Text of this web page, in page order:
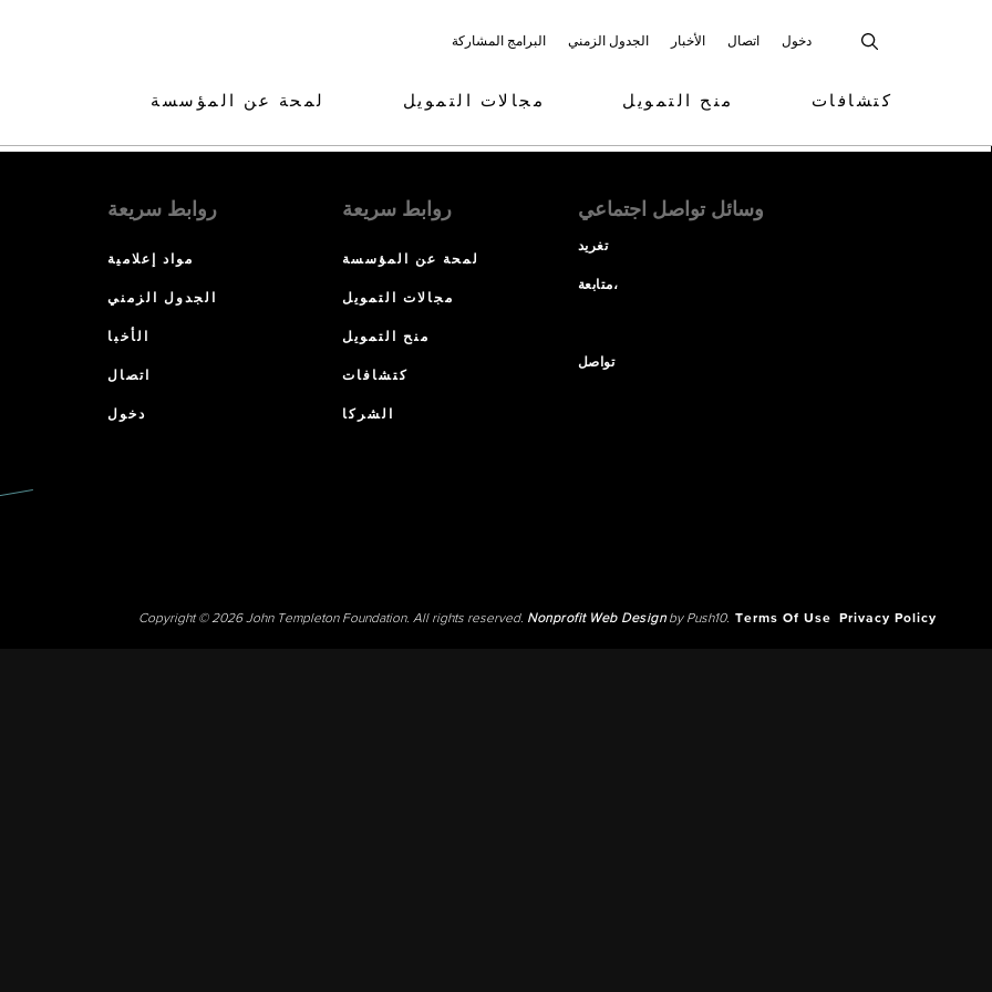
البرامج المشاركة الجدول الزمني الأخبار اتصال دخول
لمحة عن المؤسسة مجالات التمويل منح التمويل كتشافات
روابط سريعة
مواد إعلامية
الجدول الزمني
الأخبا
اتصال
دخول
روابط سريعة
لمحة عن المؤسسة
مجالات التمويل
منح التمويل
كتشافات
الشركا
وسائل تواصل اجتماعي
تغريد
متابعة،
تواصل
Copyright © 2026 John Templeton Foundation. All rights reserved. Nonprofit Web Designby Push10. Terms Of Use Privacy Policy